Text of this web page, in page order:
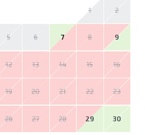
1 2
5 6 7 8 9
12 13 14 15 16
19 20 21 22 23
26 27 28 29 30